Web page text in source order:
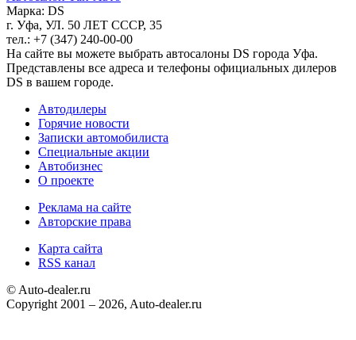
Марка: DS
г. Уфа, УЛ. 50 ЛЕТ СССР, 35
тел.: +7 (347) 240-00-00
На сайте вы можете выбрать автосалоны DS города Уфа.
Представлены все адреса и телефоны официальных дилеров
DS в вашем городе.
Автодилеры
Горячие новости
Записки автомобилиста
Специальные акции
Автобизнес
О проекте
Реклама на сайте
Авторские права
Карта сайта
RSS канал
© Auto-dealer.ru
Copyright 2001 – 2026, Auto-dealer.ru